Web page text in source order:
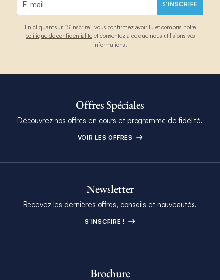
S'INSCRIRE
En cliquant sur “S’inscrire”, vous confirmez avoir lu et compris notre
politique de confidentialitéet consentez à ce que nous utilisions vos
informations.
Offres Spéciales
Découvrez nos offres en cours et programme de fidélité.
VOIR LES OFFRES
Newsletter
Recevez les dernières offres, conseils et nouveautés.
S'INSCRIRE !
Brochure